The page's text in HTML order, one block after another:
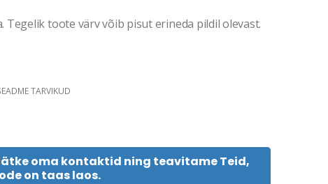
toote värv võib pisut erineda pildil olevast.
TARVIKUD
oma kontaktid ning teavitame Teid,
on taas laos.